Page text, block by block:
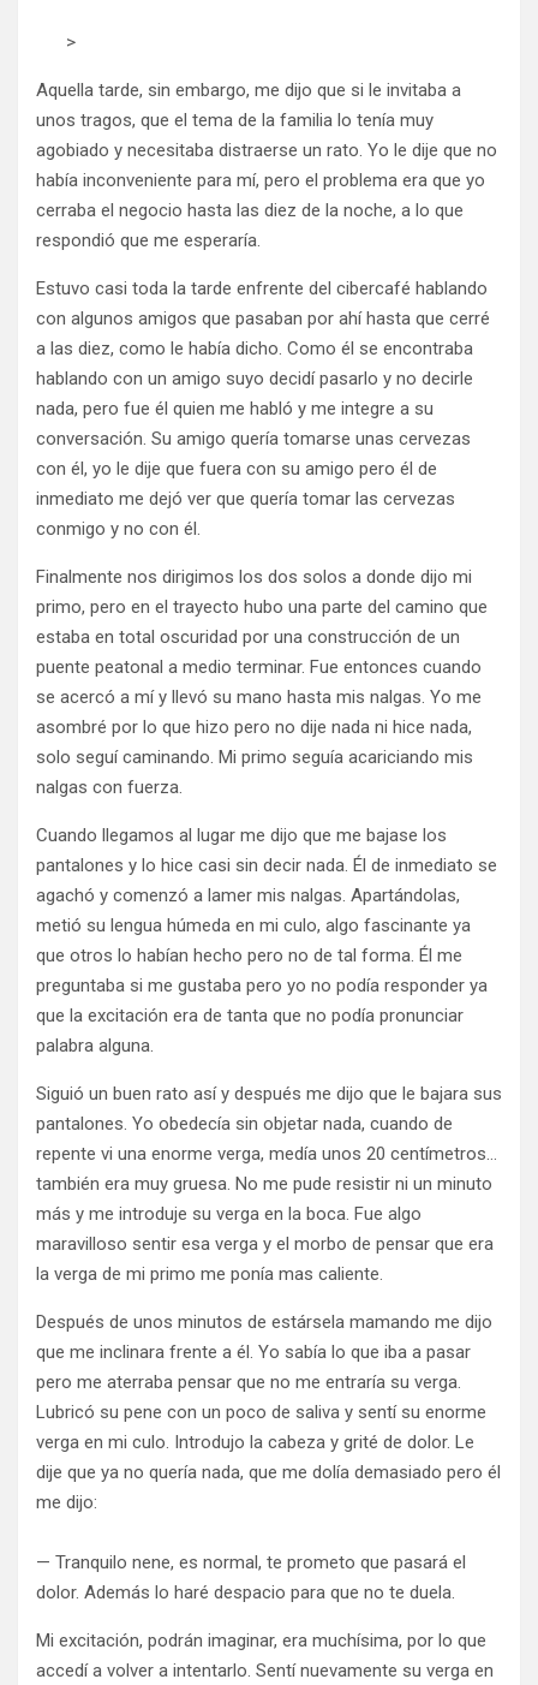
>
Aquella tarde, sin embargo, me dijo que si le invitaba a
unos tragos, que el tema de la familia lo tenía muy
agobiado y necesitaba distraerse un rato. Yo le dije que no
había inconveniente para mí, pero el problema era que yo
cerraba el negocio hasta las diez de la noche, a lo que
respondió que me esperaría.
Estuvo casi toda la tarde enfrente del cibercafé hablando
con algunos amigos que pasaban por ahí hasta que cerré
a las diez, como le había dicho. Como él se encontraba
hablando con un amigo suyo decidí pasarlo y no decirle
nada, pero fue él quien me habló y me integre a su
conversación. Su amigo quería tomarse unas cervezas
con él, yo le dije que fuera con su amigo pero él de
inmediato me dejó ver que quería tomar las cervezas
conmigo y no con él.
Finalmente nos dirigimos los dos solos a donde dijo mi
primo, pero en el trayecto hubo una parte del camino que
estaba en total oscuridad por una construcción de un
puente peatonal a medio terminar. Fue entonces cuando
se acercó a mí y llevó su mano hasta mis nalgas. Yo me
asombré por lo que hizo pero no dije nada ni hice nada,
solo seguí caminando. Mi primo seguía acariciando mis
nalgas con fuerza.
Cuando llegamos al lugar me dijo que me bajase los
pantalones y lo hice casi sin decir nada. Él de inmediato se
agachó y comenzó a lamer mis nalgas. Apartándolas,
metió su lengua húmeda en mi culo, algo fascinante ya
que otros lo habían hecho pero no de tal forma. Él me
preguntaba si me gustaba pero yo no podía responder ya
que la excitación era de tanta que no podía pronunciar
palabra alguna.
Siguió un buen rato así y después me dijo que le bajara sus
pantalones. Yo obedecía sin objetar nada, cuando de
repente vi una enorme verga, medía unos 20 centímetros…
también era muy gruesa. No me pude resistir ni un minuto
más y me introduje su verga en la boca. Fue algo
maravilloso sentir esa verga y el morbo de pensar que era
la verga de mi primo me ponía mas caliente.
Después de unos minutos de estársela mamando me dijo
que me inclinara frente a él. Yo sabía lo que iba a pasar
pero me aterraba pensar que no me entraría su verga.
Lubricó su pene con un poco de saliva y sentí su enorme
verga en mi culo. Introdujo la cabeza y grité de dolor. Le
dije que ya no quería nada, que me dolía demasiado pero él
me dijo:
— Tranquilo nene, es normal, te prometo que pasará el
dolor. Además lo haré despacio para que no te duela.
Mi excitación, podrán imaginar, era muchísima, por lo que
accedí a volver a intentarlo. Sentí nuevamente su verga en